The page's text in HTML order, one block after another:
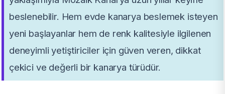
beslenebilir. Hem evde kanarya beslemek isteyen
yeni başlayanlar hem de renk kalitesiyle ilgilenen
deneyimli yetiştiriciler için güven veren, dikkat
çekici ve değerli bir kanarya türüdür.